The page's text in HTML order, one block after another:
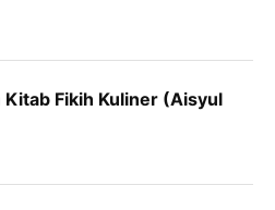
Fikih Kuliner (Aisyul